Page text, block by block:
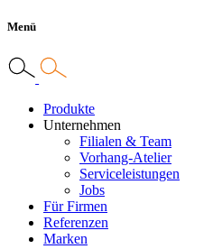
Menü
Produkte
Unternehmen
Filialen & Team
Vorhang-Atelier
Serviceleistungen
Jobs
Für Firmen
Referenzen
Marken